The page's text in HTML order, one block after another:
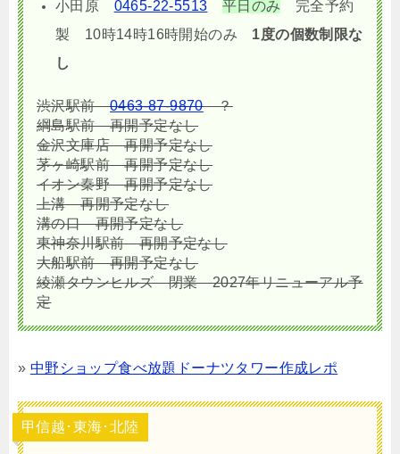
小田原 0465-22-5513 平日のみ 完全予約
製 10時14時16時開始のみ 1度の個数制限な
し
渋沢駅前0463-87-9870？
綱島駅前
再開予定なし
金沢文庫店 再開予定なし
茅ヶ崎駅前再開予定なし
イオン秦野再開予定なし
上溝再開予定なし
溝の口再開予定なし
東神奈川駅前再開予定なし
大船駅前再開予定なし
綾瀬タウンヒルズ 閉業 2027年リニューアル予
定
» 中野ショップ食べ放題ドーナツタワー作成レポ
甲信越･東海･北陸